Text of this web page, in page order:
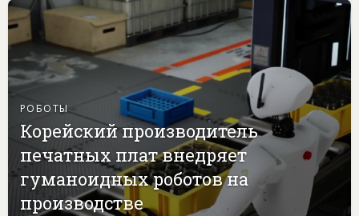
РОБОТЫ
Корейский производитель
печатных плат внедряет
гуманоидных роботов на
производстве